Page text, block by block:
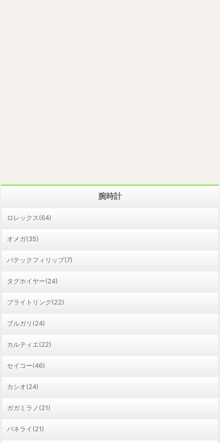
腕時計
ロレックス(64)
オメガ(35)
パテックフィリップ(7)
タグホイヤー(24)
ブライトリング(22)
ブルガリ(24)
カルティエ(22)
セイコー(46)
カシオ(24)
ガガミラノ(21)
パネライ(21)